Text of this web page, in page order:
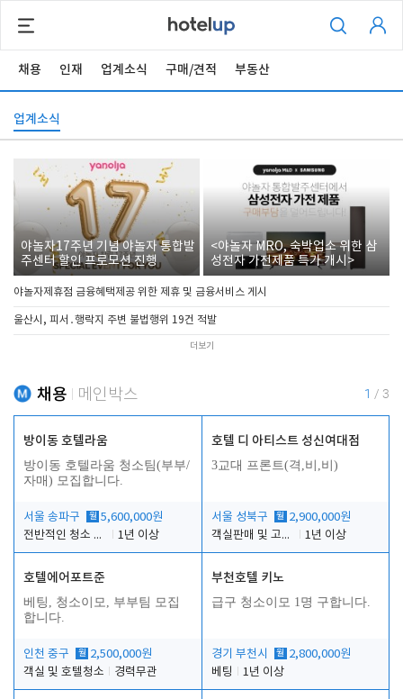
채용 인재 업계소식 구매/견적 부동산
업계소식
야놀자17주년 기념 야놀자 통합발
주센터 할인 프로모션 진행
<야놀자 MRO, 숙박업소 위한 삼
성전자 가전제품 특가 개시>
야놀자제휴점 금융혜택제공 위한 제휴 및 금융서비스 게시
울산시, 피서․행락지 주변 불법행위 19건 적발
더보기
채용 메인박스 1 / 3
방이동 호텔라움
방이동 호텔라움 청소팀(부부/
자매) 모집합니다.
서울 송파구 월 5,600,000원
전반적인 청소 업무(객실청소.객실정리)
1년 이상
호텔 디 아티스트 성신여대점
3교대 프론트(격,비,비)
서울 성북구 월 2,900,000원
객실판매 및 고객응대
1년 이상
호텔에어포트준
베팅, 청소이모, 부부팀 모집
합니다.
인천 중구 월 2,500,000원
객실 및 호텔청소
경력무관
부천호텔 키노
급구 청소이모 1명 구합니다.
경기 부천시 월 2,800,000원
베팅
1년 이상